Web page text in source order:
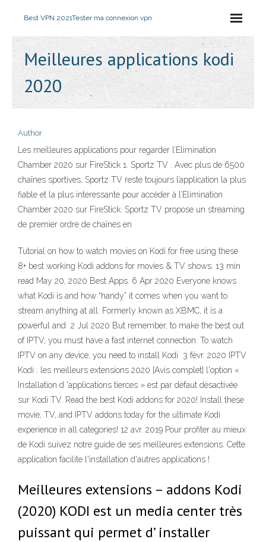
Best VPN 2021Tester ma connexion vpn
Meilleures applications kodi
2020
Author
Les meilleures applications pour regarder l’Elimination
Chamber 2020 sur FireStick 1. Sportz TV . Avec plus de 6500
chaînes sportives, Sportz TV reste toujours l’application la plus
fiable et la plus interessante pour accéder à l’Elimination
Chamber 2020 sur FireStick. Sportz TV propose un streaming
de premier ordre de chaînes en
Tutorial on how to watch movies on Kodi for free using these
8+ best working Kodi addons for movies & TV shows. 13 min
read May 20, 2020 Best Apps. 6 Apr 2020 Everyone knows
what Kodi is and how “handy” it comes when you want to
stream anything at all. Formerly known as XBMC, it is a
powerful and 2 Jul 2020 But remember, to make the best out
of IPTV, you must have a fast internet connection. To watch
IPTV on any device, you need to install Kodi 3 févr. 2020 IPTV
Kodi : les meilleurs extensions 2020 [Avis complet] l'option «
Installation d 'applications tierces » est par défaut désactivée
sur Kodi TV. Read the best Kodi addons for 2020! Install these
movie, TV, and IPTV addons today for the ultimate Kodi
experience in all categories! 12 avr. 2019 Pour profiter au mieux
de Kodi suivez notre guide de ses meilleures extensions. Cette
application facilite l'installation d'autres applications !
Meilleures extensions – addons Kodi
(2020) KODI est un media center très
puissant qui permet d’ installer